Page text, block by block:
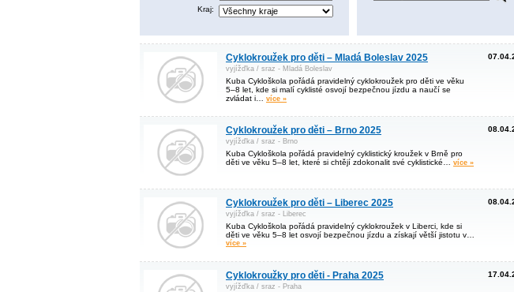
Kraj:
Cyklokroužek pro děti – Mladá Boleslav 2025
vyjížďka / sraz - Mladá Boleslav
Kuba Cykloškola pořádá pravidelný cyklokroužek pro děti ve věku
5–8 let, kde si malí cyklisté osvojí bezpečnou jízdu a naučí se
zvládat i… více »
Cyklokroužek pro děti – Brno 2025
vyjížďka / sraz - Brno
Kuba Cykloškola pořádá pravidelný cyklistický kroužek v Brně pro
děti ve věku 5–8 let, které si chtějí zdokonalit své cyklistické… více »
Cyklokroužek pro děti – Liberec 2025
vyjížďka / sraz - Liberec
Kuba Cykloškola pořádá pravidelný cyklokroužek v Liberci, kde si
děti ve věku 5–8 let osvojí bezpečnou jízdu a získají větší jistotu v…
více »
Cyklokroužky pro děti - Praha 2025
vyjížďka / sraz - Praha